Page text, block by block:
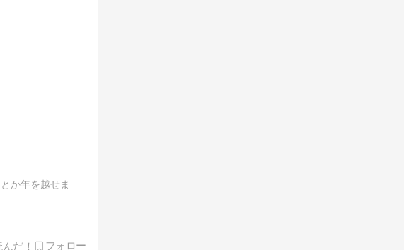
か年を越せま